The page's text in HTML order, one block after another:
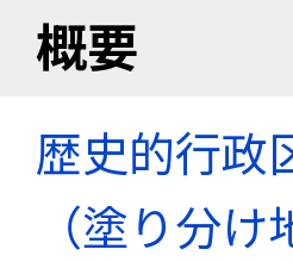
概要
歴史的行政
（塗り分け